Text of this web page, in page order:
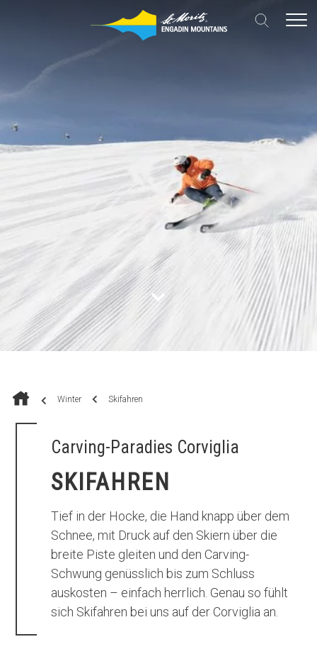
Winter Skifahren
Carving-Paradies Corviglia
SKIFAHREN
Tief in der Hocke, die Hand knapp über dem
Schnee, mit Druck auf den Skiern über die
breite Piste gleiten und den Carving-
Schwung genüsslich bis zum Schluss
auskosten – einfach herrlich. Genau so fühlt
sich Skifahren bei uns auf der Corviglia an.